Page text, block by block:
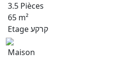
3.5 Pièces
65 m²
Etage קרקע
Maison